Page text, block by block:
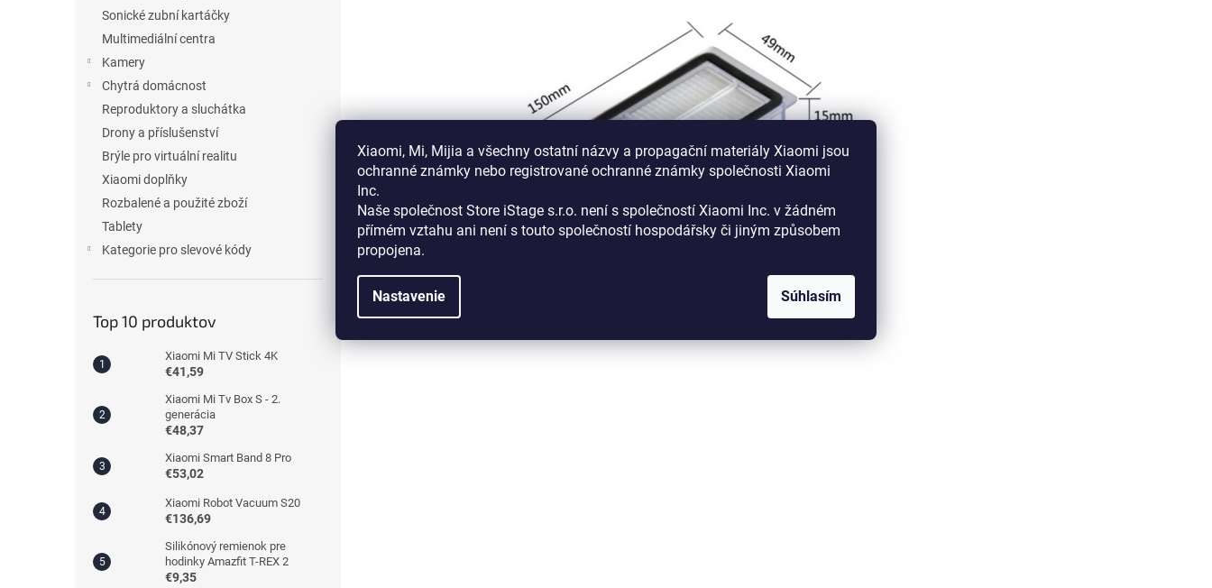
Xiaomi, Mi, Mijia a všechny ostatní názvy a propagační materiály Xiaomi jsou
ochranné známky nebo registrované ochranné známky společnosti Xiaomi
Inc.
Naše společnost Store iStage s.r.o. není s společností Xiaomi Inc. v žádném
přímém vztahu ani není s touto společností hospodářsky či jiným způsobem
propojena.
Nastavenie Súhlasím
Sonické zubní kartáčky
Multimediální centra
Kamery
Chytrá domácnost
Reproduktory a sluchátka
Drony a příslušenství
Brýle pro virtuální realitu
Xiaomi doplňky
Rozbalené a použité zboží
Tablety
Kategorie pro slevové kódy
Top 10 produktov
Xiaomi Mi TV Stick 4K
€41,59
Xiaomi Mi Tv Box S - 2.
generácia
€48,37
Xiaomi Smart Band 8 Pro
€53,02
Xiaomi Robot Vacuum S20
€136,69
Silikónový remienok pre
hodinky Amazfit T-REX 2
€9,35